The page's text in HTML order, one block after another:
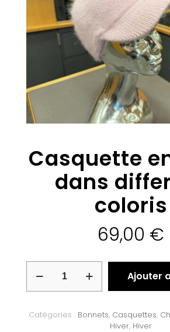
Casquette
dans
coloris
69,00 €
laine
Ajouter
Catégories : Bonnets, Casquettes,
Hiver, Hiver